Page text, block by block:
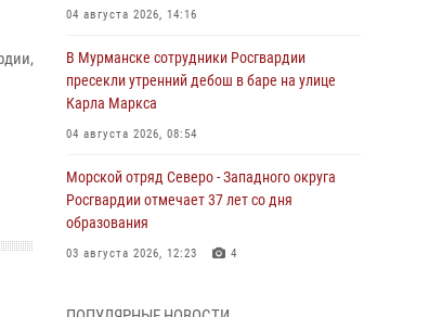
04 августа 2026, 14:16
В Мурманске сотрудники Росгвардии
пресекли утренний дебош в баре на улице
Карла Маркса
04 августа 2026, 08:54
Морской отряд Северо - Западного округа
Росгвардии отмечает 37 лет со дня
образования
03 августа 2026, 12:23 4